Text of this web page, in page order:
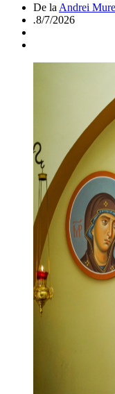
De la Andrei
.8/7/2026